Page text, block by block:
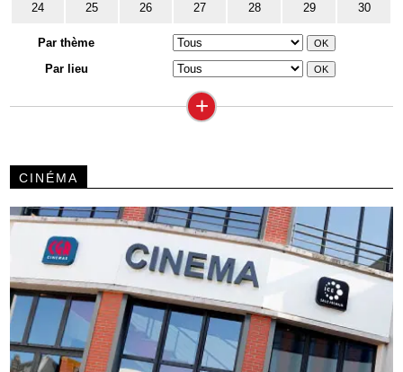
24 25 26 27 28 29 30
Par thème
Par lieu
+
CINÉMA